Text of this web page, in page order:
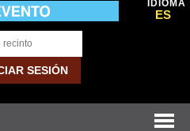
IDIOMA
ES
SESIÓN